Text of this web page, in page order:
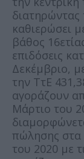
διατηρώντας
καθιερώσει
βάθος
επιδόσεις
Δεκέμβριο,
την ΤτΕ
αγοράζουν
Μάρτιο του
πώλησης στα
του 2020 με